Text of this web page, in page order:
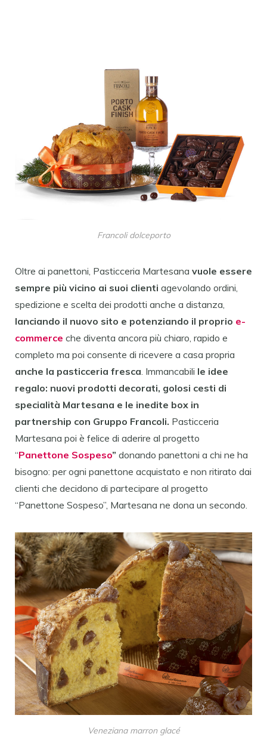
Francoli dolceporto
Oltre ai panettoni, Pasticceria Martesana vuole essere
sempre più vicino ai suoi clienti agevolando ordini,
spedizione e scelta dei prodotti anche a distanza,
lanciando il nuovo sito e potenziando il proprio e-
commerce che diventa ancora più chiaro, rapido e
completo ma poi consente di ricevere a casa propria
anche la pasticceria fresca . Immancabili le idee
regalo: nuovi prodotti decorati, golosi cesti di
specialità Martesana e le inedite box in
partnership con Gruppo Francoli. Pasticceria
Martesana poi è felice di aderire al progetto
“Panettone Sospeso” donando panettoni a chi ne ha
bisogno: per ogni panettone acquistato e non ritirato dai
clienti che decidono di partecipare al progetto
“Panettone Sospeso”, Martesana ne dona un secondo.
Veneziana marron glacé